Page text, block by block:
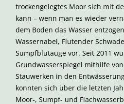
trockengelegtes Moor sich mit
kann – wenn man es wieder
dem Boden das Wasser
Wassernabel, Flutender
Sumpfblutauge vor. Seit 2011
Grundwasserspiegel mithilfe
Stauwerken in den
konnten sich über die letzten
Moor-, Sumpf- und